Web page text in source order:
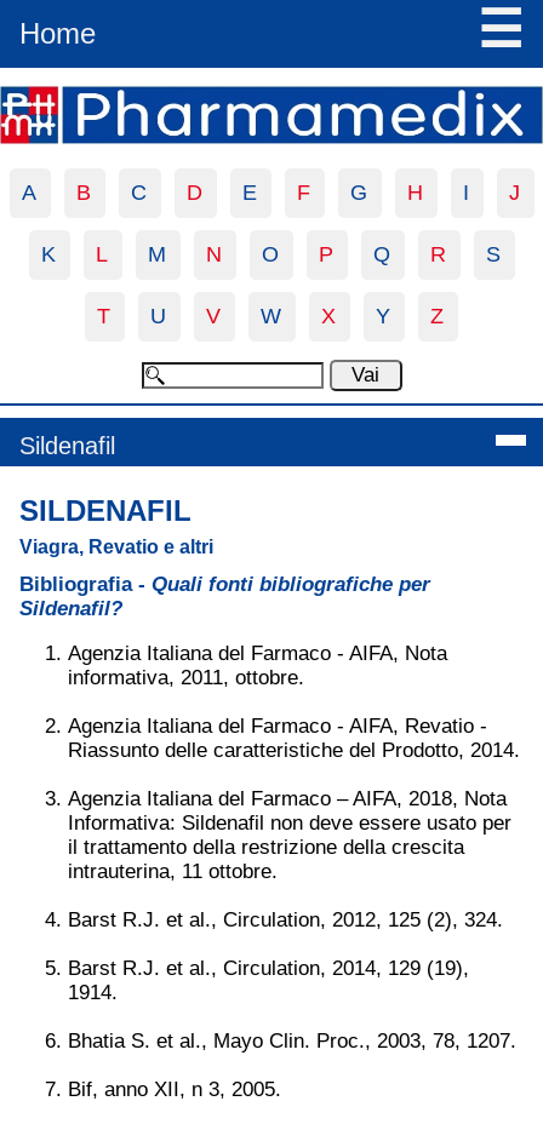
Home ☰
A B C D E F G H I J
K L M N O P Q R S
T U V W X Y Z
Sildenafil
SILDENAFIL
Viagra, Revatio e altri
Bibliografia - Quali fonti bibliografiche per
Sildenafil?
Agenzia Italiana del Farmaco - AIFA, Nota
informativa, 2011, ottobre.
Agenzia Italiana del Farmaco - AIFA, Revatio -
Riassunto delle caratteristiche del Prodotto, 2014.
Agenzia Italiana del Farmaco – AIFA, 2018, Nota
Informativa: Sildenafil non deve essere usato per
il trattamento della restrizione della crescita
intrauterina, 11 ottobre.
Barst R.J. et al., Circulation, 2012, 125 (2), 324.
Barst R.J. et al., Circulation, 2014, 129 (19),
1914.
Bhatia S. et al., Mayo Clin. Proc., 2003, 78, 1207.
Bif, anno XII, n 3, 2005.